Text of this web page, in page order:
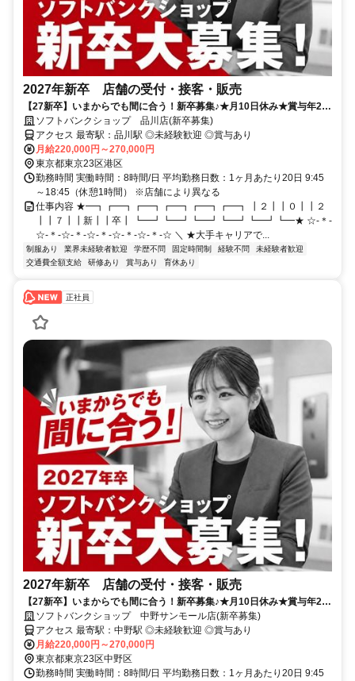
2027年新卒 店舗の受付・接客・販売
【27新卒】いまからでも間に合う！新卒募集♪★月10日休み★賞与年2
回！充実の研修制度でフォローもバッチリ◎
ソフトバンクショップ 品川店(新卒募集)
アクセス 最寄駅：品川駅 ◎未経験歓迎 ◎賞与あり
月給220,000円～270,000円
東京都東京23区港区
勤務時間 実働時間：8時間/日 平均勤務日数：1ヶ月あたり20日 9:45
～18:45（休憩1時間） ※店舗により異なる
仕事内容 ★━┓┏━┓┏━┓┏━┓┏━┓┏━┓ ┃２┃┃０┃┃２
┃┃７┃┃新┃┃卒┃ ┗━┛┗━┛┗━┛┗━┛┗━┛┗━★ ☆-＊-
☆-＊-☆-＊-☆-＊-☆-＊-☆-＊-☆ ＼ ★大手キャリアで...
制服あり 業界未経験者歓迎 学歴不問 固定時間制 経験不問
未経験者歓迎
交通費全額支給
研修あり 賞与あり 育休あり
正社員
2027年新卒 店舗の受付・接客・販売
【27新卒】いまからでも間に合う！新卒募集♪★月10日休み★賞与年2
回！充実の研修制度でフォローもバッチリ◎
ソフトバンクショップ 中野サンモール店(新卒募集)
アクセス 最寄駅：中野駅 ◎未経験歓迎 ◎賞与あり
月給220,000円～270,000円
東京都東京23区中野区
勤務時間 実働時間：8時間/日 平均勤務日数：1ヶ月あたり20日 9:45